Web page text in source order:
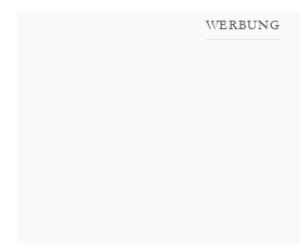
WERBUNG